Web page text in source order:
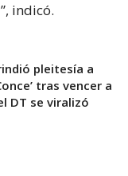
indicó.
pleitesía a
tras vencer a
DT se viralizó